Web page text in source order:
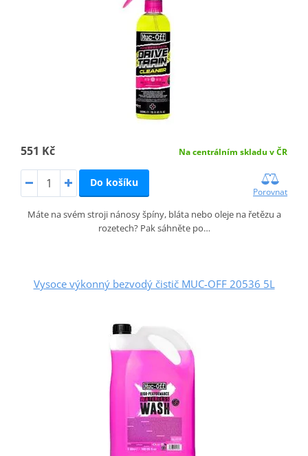
551 Kč Na centrálním skladu v ČR
Do košíku
Porovnat
Máte na svém stroji nánosy špíny, bláta nebo oleje na řetězu a
rozetech? Pak sáhněte po…
Vysoce výkonný bezvodý čistič MUC-OFF 20536 5L